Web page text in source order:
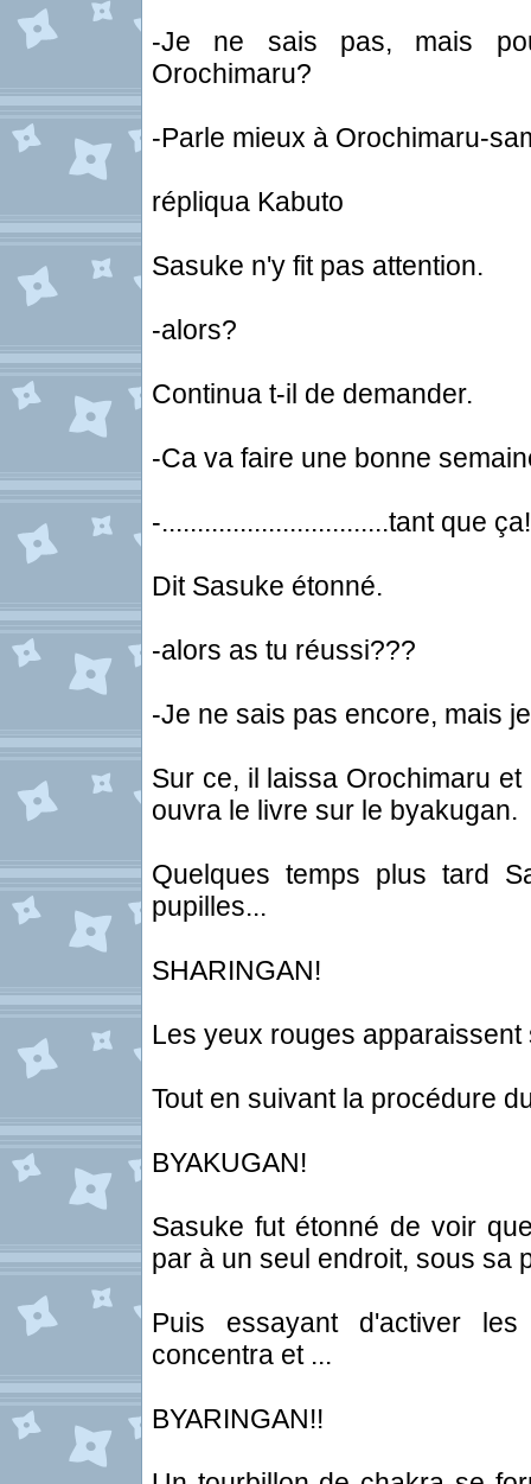
-Je ne sais pas, mais
Orochimaru?
-Parle mieux à Orochimaru-
répliqua Kabuto
Sasuke n'y fit pas attention.
-alors?
Continua t-il de demander.
-Ca va faire une bonne
-................................tant que
Dit Sasuke étonné.
-alors as tu réussi???
-Je ne sais pas encore, mais
Sur ce, il laissa Orochimaru
ouvra le livre sur le byakugan.
Quelques temps plus tard
pupilles...
SHARINGAN!
Les yeux rouges
Tout en suivant la procédure
BYAKUGAN!
Sasuke fut étonné de voir
par à un seul endroit, sous sa
Puis essayant d'activer
concentra et ...
BYARINGAN!!